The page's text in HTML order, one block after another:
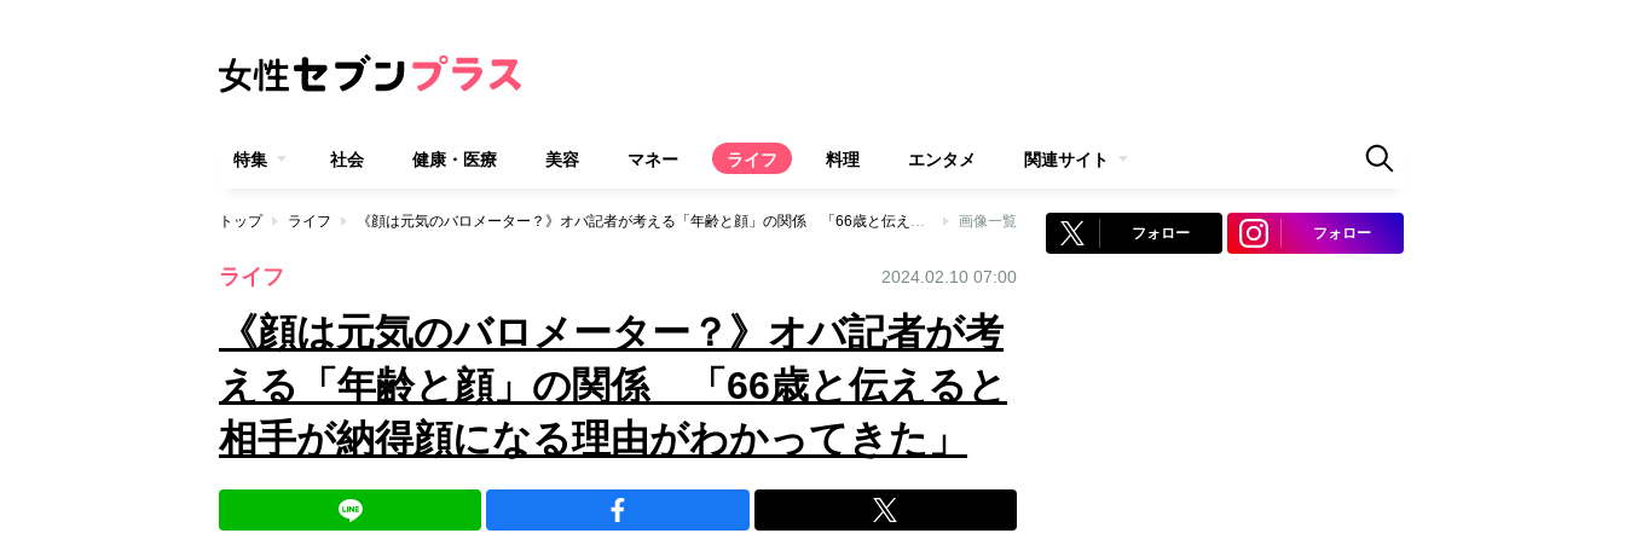
特集 社会 健康・医療 美容 マネー ライフ 料理 エンタメ 関連サイト
トップ ライフ 《顔は元気のバロメーター？》オバ記者が考える「年齢と顔」の関係 「66歳と伝えると相手が納得顔になる理由がわかってきた」 画像一覧
ライフ 2024.02.10 07:00
《顔は元気のバロメーター？》オバ記者が考
える「年齢と顔」の関係 「66歳と伝えると
相手が納得顔になる理由がわかってきた」
フォロー フォロー